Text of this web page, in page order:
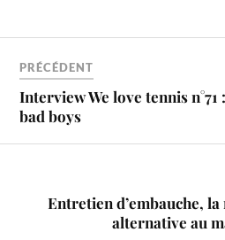
PRÉCÉDENT
Interview We love tennis
bad boys
Entretien d’embauche,
alternative au